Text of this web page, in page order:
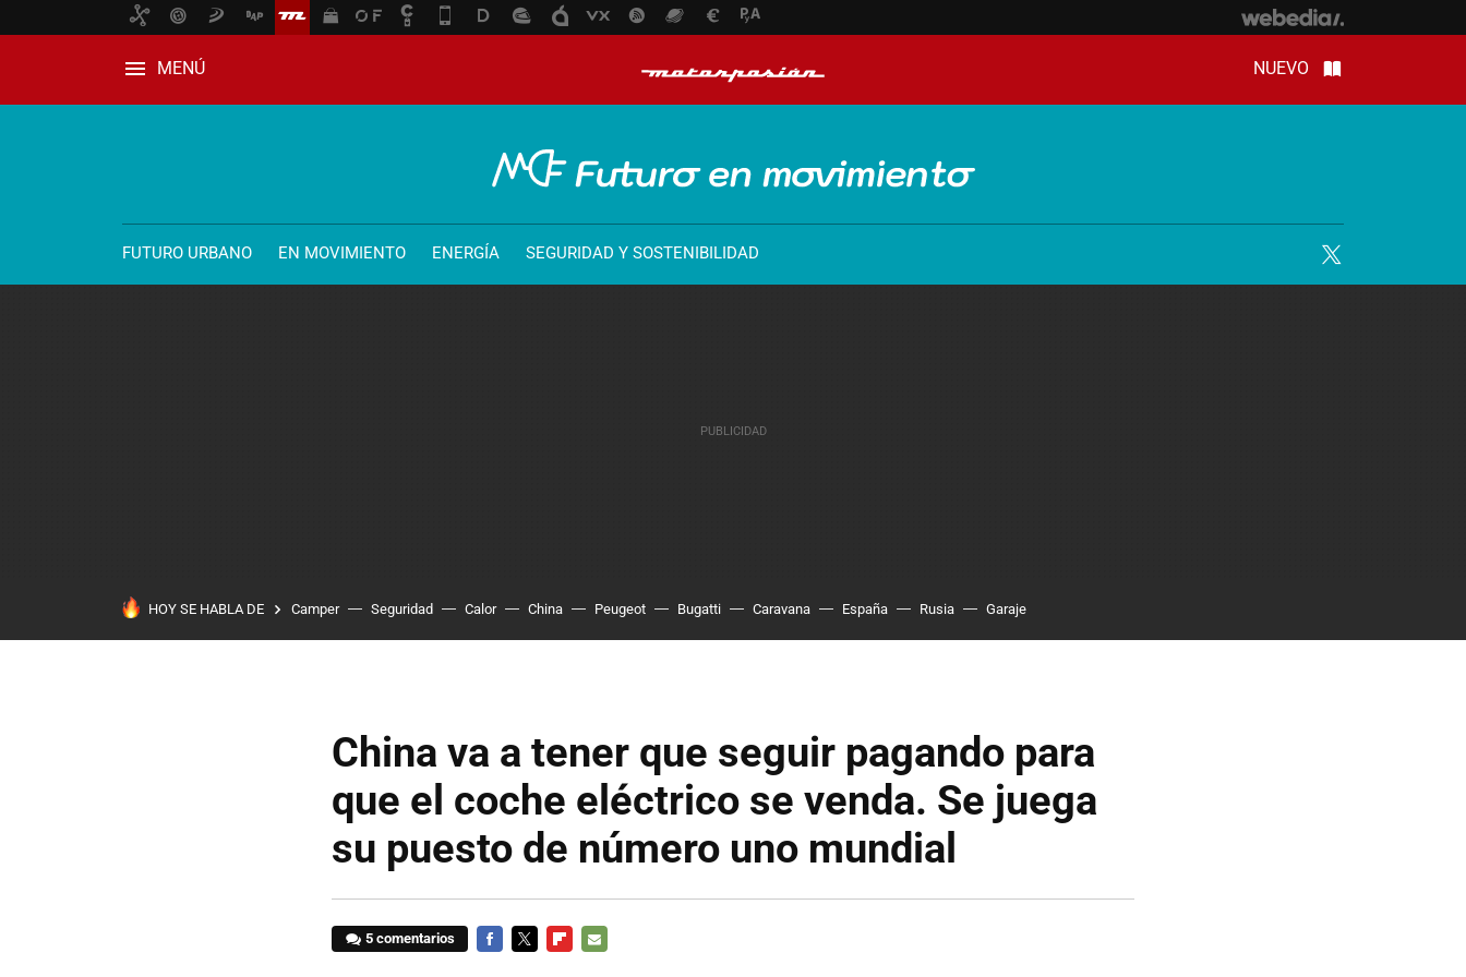
MENÚ NUEVO
FUTURO URBANO EN MOVIMIENTO ENERGÍA SEGURIDAD Y SOSTENIBILIDAD
HOY SE HABLA DE Camper Seguridad Calor China Peugeot Bugatti Caravana España Rusia Garaje
China va a tener que seguir pagando para
que el coche eléctrico se venda. Se juega
su puesto de número uno mundial
5 comentarios